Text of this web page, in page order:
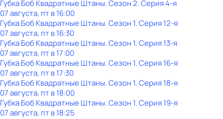
Губка Боб Квадратные Штаны. Сезон 2. Серия 4-я
07 августа, пт в 16:00
Губка Боб Квадратные Штаны. Сезон 1. Серия 12-я
07 августа, пт в 16:30
Губка Боб Квадратные Штаны. Сезон 1. Серия 13-я
07 августа, пт в 17:00
Губка Боб Квадратные Штаны. Сезон 1. Серия 16-я
07 августа, пт в 17:30
Губка Боб Квадратные Штаны. Сезон 1. Серия 18-я
07 августа, пт в 18:00
Губка Боб Квадратные Штаны. Сезон 1. Серия 19-я
07 августа, пт в 18:25